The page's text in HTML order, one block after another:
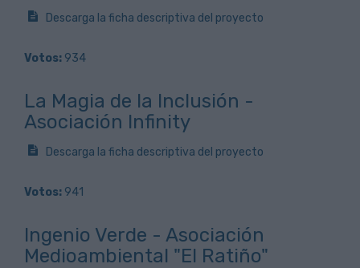
Descarga la ficha descriptiva del proyecto
Votos: 934
La Magia de la Inclusión -
Asociación Infinity
Descarga la ficha descriptiva del proyecto
Votos: 941
Ingenio Verde - Asociación
Medioambiental "El Ratiño"